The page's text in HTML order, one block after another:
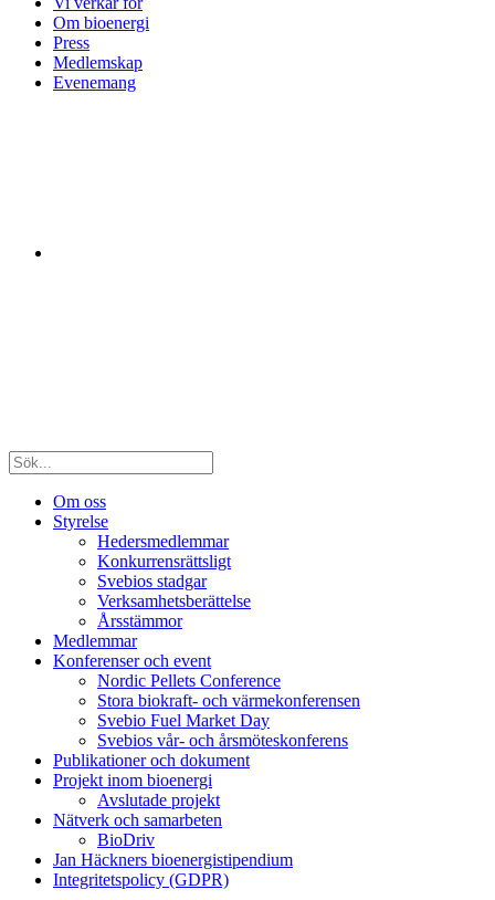
Om bioenergi
Press
Medlemskap
Evenemang
Om oss
Styrelse
Hedersmedlemmar
Konkurrensrättsligt
Svebios stadgar
Verksamhetsberättelse
Årsstämmor
Medlemmar
Konferenser och event
Nordic Pellets Conference
Stora biokraft- och värmekonferensen
Svebio Fuel Market Day
Svebios vår- och årsmöteskonferens
Publikationer och dokument
Projekt inom bioenergi
Avslutade projekt
Nätverk och samarbeten
BioDriv
Jan Häckners bioenergistipendium
Integritetspolicy (GDPR)